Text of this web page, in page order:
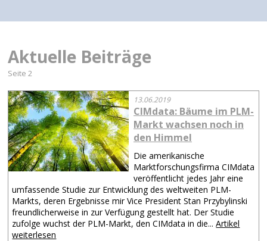
Aktuelle Beiträge
Seite 2
13.06.2019
CIMdata: Bäume im PLM-
Markt wachsen noch in
den Himmel
Die amerikanische
Marktforschungsfirma CIMdata
veröffentlicht jedes Jahr eine
umfassende Studie zur Entwicklung des weltweiten PLM-
Markts, deren Ergebnisse mir Vice President Stan Przybylinski
freundlicherweise in zur Verfügung gestellt hat. Der Studie
zufolge wuchst der PLM-Markt, den CIMdata in die...Artikel
weiterlesen